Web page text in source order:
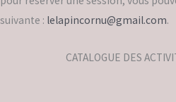
suivante : lelapincornu@gmail.com.
CATALOGUE DES